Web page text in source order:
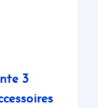
3